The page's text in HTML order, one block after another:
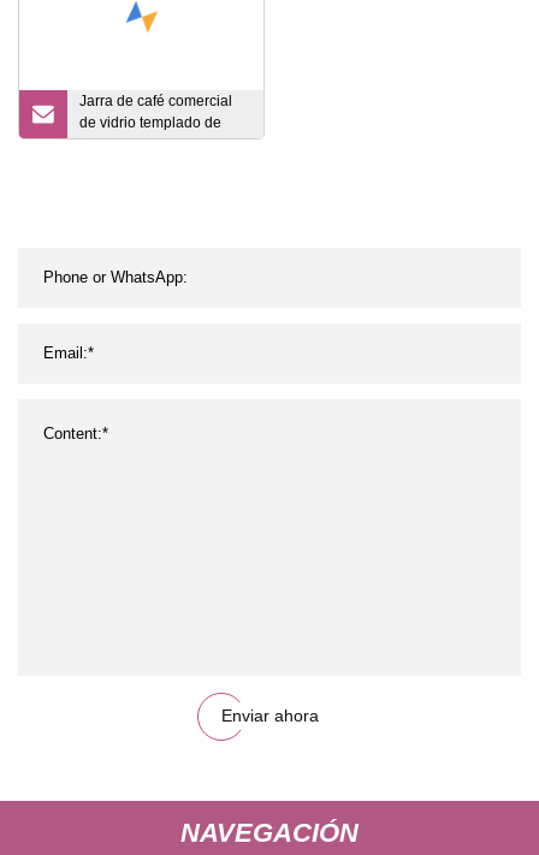
Jarra de café comercial
de vidrio templado de
marca china
Enviar ahora
NAVEGACIÓN